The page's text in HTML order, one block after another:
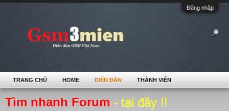
Đăng nhập
Tìm nhanh Forum - tại đây !!
TRANG CHỦ HOME DIỄN ĐÀN THÀNH VIÊN